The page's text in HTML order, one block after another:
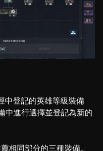
中登記的英雄等級裝備
中進行選擇並登記為新的
相同部分的三種裝備。